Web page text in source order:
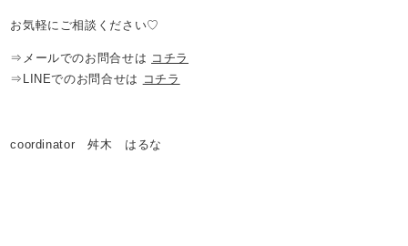
お気軽にご相談ください♡
⇒メールでのお問合せは コチラ
⇒LINEでのお問合せは コチラ
coordinator 舛木 はるな